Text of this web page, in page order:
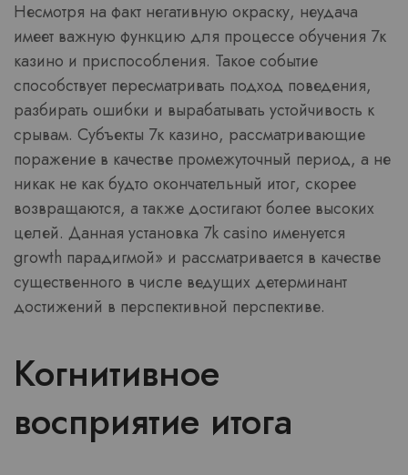
Несмотря на факт негативную окраску, неудача
имеет важную функцию для процессе обучения 7к
казино и приспособления. Такое событие
способствует пересматривать подход поведения,
разбирать ошибки и вырабатывать устойчивость к
срывам. Субъекты 7к казино, рассматривающие
поражение в качестве промежуточный период, а не
никак не как будто окончательный итог, скорее
возвращаются, а также достигают более высоких
целей. Данная установка 7k casino именуется
growth парадигмой» и рассматривается в качестве
существенного в числе ведущих детерминант
достижений в перспективной перспективе.
Когнитивное
восприятие итога